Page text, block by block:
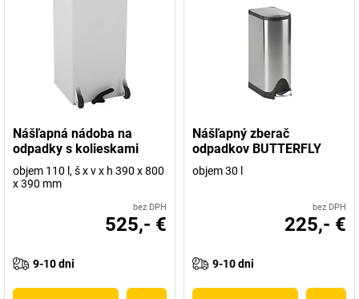
Nášľapná nádoba na
odpadky s kolieskami
objem 110 l, š x v x h 390 x 800
x 390 mm
bez DPH
525,- €
9-10 dni
Nášľapný zberač
odpadkov BUTTERFLY
objem 30 l
bez DPH
225,- €
9-10 dni